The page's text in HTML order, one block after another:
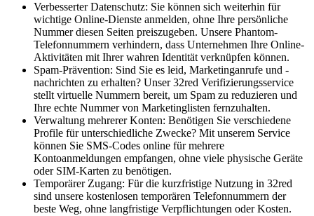
Verbesserter Datenschutz: Sie können sich weiterhin für
wichtige Online-Dienste anmelden, ohne Ihre persönliche
Nummer diesen Seiten preiszugeben. Unsere Phantom-
Telefonnummern verhindern, dass Unternehmen Ihre Online-
Aktivitäten mit Ihrer wahren Identität verknüpfen können.
Spam-Prävention: Sind Sie es leid, Marketinganrufe und -
nachrichten zu erhalten? Unser 32red Verifizierungsservice
stellt virtuelle Nummern bereit, um Spam zu reduzieren und
Ihre echte Nummer von Marketinglisten fernzuhalten.
Verwaltung mehrerer Konten: Benötigen Sie verschiedene
Profile für unterschiedliche Zwecke? Mit unserem Service
können Sie SMS-Codes online für mehrere
Kontoanmeldungen empfangen, ohne viele physische Geräte
oder SIM-Karten zu benötigen.
Temporärer Zugang: Für die kurzfristige Nutzung in 32red
sind unsere kostenlosen temporären Telefonnummern der
beste Weg, ohne langfristige Verpflichtungen oder Kosten.